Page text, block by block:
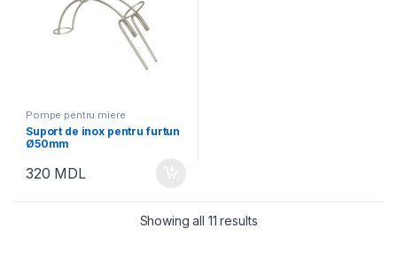
Pompe pentru miere
Suport de inox pentru furtun
Ø50mm
320 MDL
Showing all 11 results